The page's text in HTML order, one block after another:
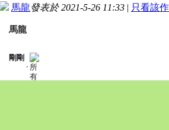
馬龍發表於 2021-5-26 11:33 | 只看該
馬龍
剛剛
·
分
享
對